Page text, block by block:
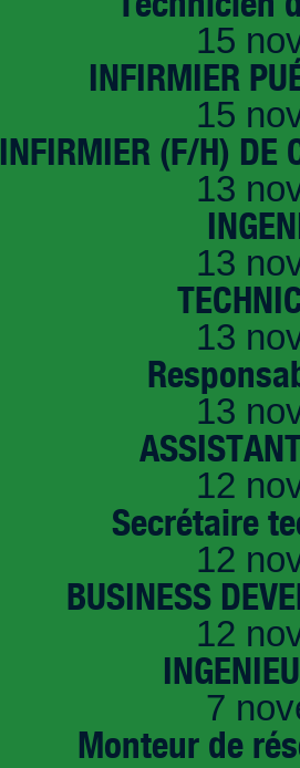
15
INFIRMIER
15
INFIRMIER (F/H) DE
13
13
13
13
12
Secrétaire
12
BUSINESS
12
7
Monteur de